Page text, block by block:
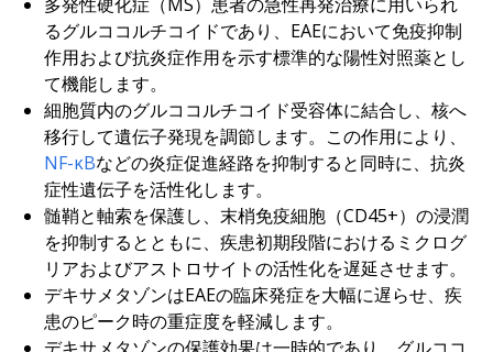
るグルココルチコイドであり、EAEにおいて免疫抑制
作用および抗炎症作用を示す標準的な陽性対照薬とし
て機能します。
細胞質内のグルココルチコイド受容体に結合し、核へ
移行して遺伝子発現を調節します。この作用により、
NF-κBなどの炎症促進経路を抑制すると同時に、抗炎
症性遺伝子を活性化します。
髄鞘と軸索を保護し、末梢免疫細胞（CD45+）の浸潤
を抑制するとともに、疾患初期段階におけるミクログ
リアおよびアストロサイトの活性化を遅延させます。
デキサメタゾンはEAEの臨床発症を大幅に遅らせ、疾
患のピーク時の重症度を軽減します。